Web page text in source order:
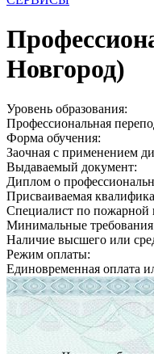
Новгород)
Уровень образования:
Профессиональная
Форма обучения:
Заочная с применением
Выдаваемый документ:
Диплом о
Присваиваемая
Специалист по пожарной
Минимальные требования
Наличие высшего или
Режим оплаты:
Единовременная оплата